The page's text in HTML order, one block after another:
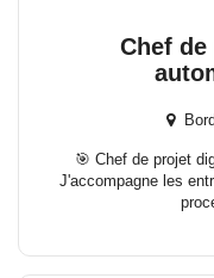
Chef
🎯 Chef de projet
J'accompagne les